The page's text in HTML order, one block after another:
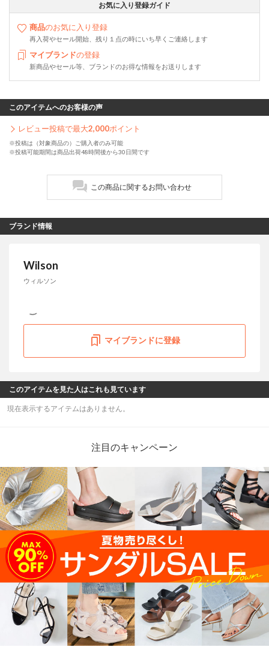
お気に入り登録ガイド
商品のお気に入り登録
再入荷やセール開始、残り１点の時にいち早くご連絡します
マイブランドの登録
新商品やセール等、ブランドのお得な情報をお送りします
このアイテムへのお客様の声
レビュー投稿で最大2,000ポイント
※投稿は（対象商品の）ご購入者のみ可能
※投稿可能期間は商品出荷48時間後から30日間です
この商品に関するお問い合わせ
ブランド情報
Wilson
ウィルソン
マイブランドに登録
このアイテムを見た人はこれも見ています
現在表示するアイテムはありません。
注目のキャンペーン